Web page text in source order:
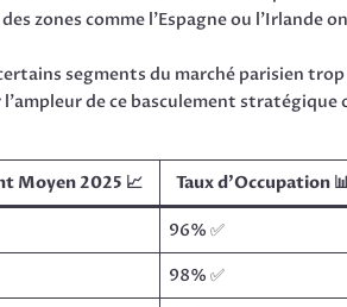
zones comme l’Espagne ou
segments du marché parisien
de ce basculement stratégique
Moyen 2025 📈 Taux d’Occupation
96% ✅
98% ✅